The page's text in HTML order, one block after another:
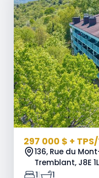
297 000 $ +
136, Rue du
Tremblant, J8E
1| 1